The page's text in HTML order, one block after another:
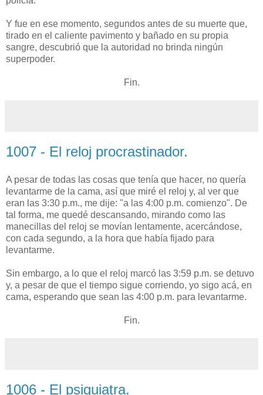
Y fue en ese momento, segundos antes de su muerte que,
tirado en el caliente pavimento y bañado en su propia
sangre, descubrió que la autoridad no brinda ningún
superpoder.
Fin.
1007 - El reloj procrastinador.
A pesar de todas las cosas que tenía que hacer, no quería
levantarme de la cama, así que miré el reloj y, al ver que
eran las 3:30 p.m., me dije: "a las 4:00 p.m. comienzo". De
tal forma, me quedé descansando, mirando como las
manecillas del reloj se movían lentamente, acercándose,
con cada segundo, a la hora que había fijado para
levantarme.
Sin embargo, a lo que el reloj marcó las 3:59 p.m. se detuvo
y, a pesar de que el tiempo sigue corriendo, yo sigo acá, en
cama, esperando que sean las 4:00 p.m. para levantarme.
Fin.
1006 - El psiquiatra.